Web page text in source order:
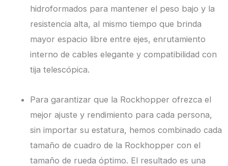
hidroformados para mantener el peso bajo y la
resistencia alta, al mismo tiempo que brinda
mayor espacio libre entre ejes, enrutamiento
interno de cables elegante y compatibilidad con
tija telescópica.
Para garantizar que la Rockhopper ofrezca el
mejor ajuste y rendimiento para cada persona,
sin importar su estatura, hemos combinado cada
tamaño de cuadro de la Rockhopper con el
tamaño de rueda óptimo. El resultado es una